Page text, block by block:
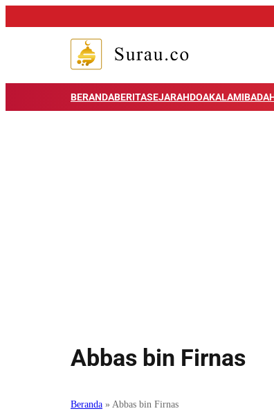
BERANDABERITASEJARAHDOAKALAM
Abbas bin Firnas
Beranda » Abbas bin Firnas